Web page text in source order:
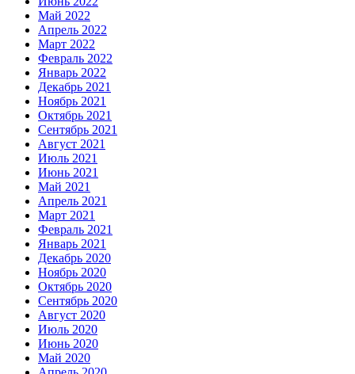
Май 2022
Апрель 2022
Март 2022
Февраль 2022
Январь 2022
Декабрь 2021
Ноябрь 2021
Октябрь 2021
Сентябрь 2021
Август 2021
Июль 2021
Июнь 2021
Май 2021
Апрель 2021
Март 2021
Февраль 2021
Январь 2021
Декабрь 2020
Ноябрь 2020
Октябрь 2020
Сентябрь 2020
Август 2020
Июль 2020
Июнь 2020
Май 2020